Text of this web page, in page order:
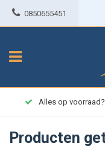
0850655451
Alles op
Producten